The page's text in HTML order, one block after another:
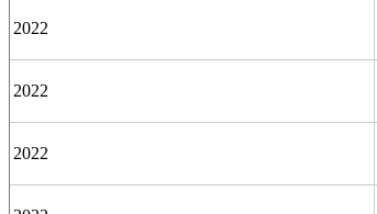
2022
2022
2022